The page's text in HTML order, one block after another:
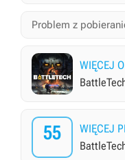
Problem z
WIĘCEJ
55
WIĘCEJ